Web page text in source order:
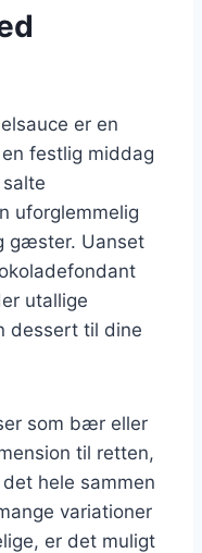
er en
festlig middag
uforglemmelig
gæster. Uanset
utallige
dessert til dine
som bær eller
til retten,
hele sammen
variationer
er det muligt